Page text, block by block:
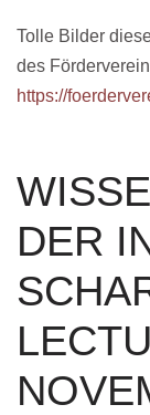
Tolle Bilder
des
https://
DER